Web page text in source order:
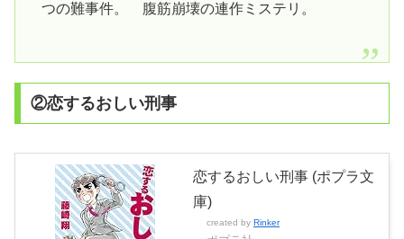
つの難事件。 腹筋崩壊の連作ミステリ。
②恋するおしい刑事
恋するおしい刑事 (ポプラ文
庫)
created by Rinker